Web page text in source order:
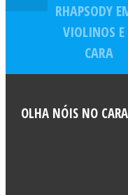
RHAPSODY
VIOLINOS E
CARA
OLHA NÓIS NO